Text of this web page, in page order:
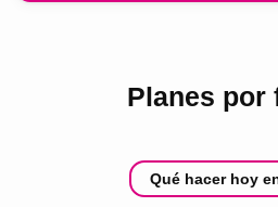
Planes por
Qué hacer hoy